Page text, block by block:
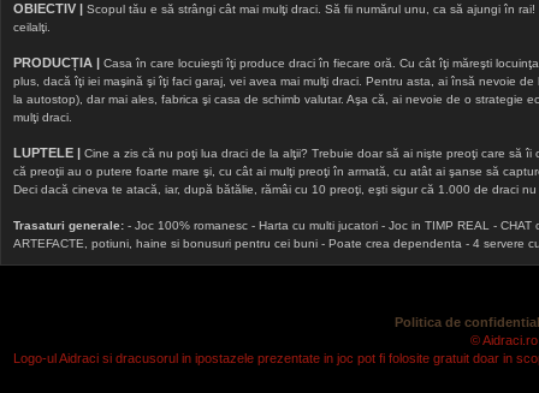
OBIECTIV | Scopul tău e să strângi cât mai mulţi draci. Să fii numărul unu, ca să ajungi în
ceilalţi.
PRODUCȚIA | Casa în care locuieşti îţi produce draci în fiecare oră. Cu cât îţi măreşti
plus, dacă îţi iei maşină şi îţi faci garaj, vei avea mai mulţi draci. Pentru asta, ai însă nevoie
la autostop), dar mai ales, fabrica şi casa de schimb valutar. Aşa că, ai nevoie de o strategie
mulţi draci.
LUPTELE | Cine a zis că nu poţi lua draci de la alţii? Trebuie doar să ai nişte preoţi care să
că preoţii au o putere foarte mare şi, cu cât ai mulţi preoţi în armată, cu atât ai şanse să
Deci dacă cineva te atacă, iar, după bătălie, rămâi cu 10 preoţi, eşti sigur că 1.000 de draci
Trasaturi generale: - Joc 100% romanesc - Harta cu multi jucatori - Joc in TIMP REAL -
ARTEFACTE, potiuni, haine si bonusuri pentru cei buni - Poate crea dependenta - 4 servere
Politica de
©
Logo-ul Aidraci si dracusorul in ipostazele prezentate in joc pot fi folosite gratuit doar in